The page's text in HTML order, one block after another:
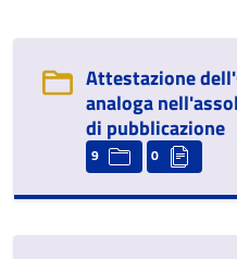
Attestazione
analoga
di pubblicazione
9 0